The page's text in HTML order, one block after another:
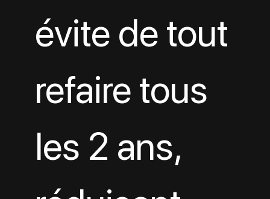
évite de tout
refaire tous
les 2 ans,